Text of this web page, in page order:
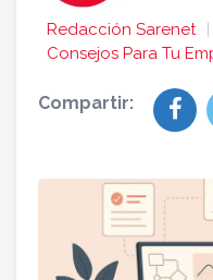
Redacción Sarenet
Consejos Para Tu
Compartir: